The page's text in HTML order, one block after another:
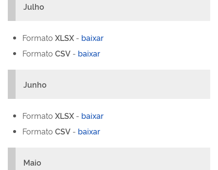
Julho
Formato XLSX - baixar
Formato CSV - baixar
Junho
Formato XLSX - baixar
Formato CSV - baixar
Maio